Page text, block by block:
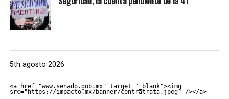
5th agosto 2026
<a href="www.senado.gob.mx" target="_blank"><img
src="https://impacto.mx/banner/contratrata.jpeg" /></a>